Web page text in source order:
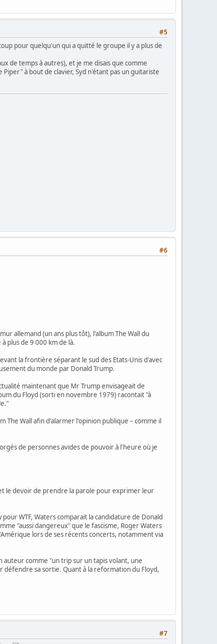
#5
pour quelqu'un qui a quitté le groupe il y a plus de
de temps à autres), et je me disais que comme
à bout de clavier, Syd n'étant pas un guitariste
#6
allemand (un ans plus tôt), l'album The Wall du
plus de 9 000 km de là.
la frontière séparant le sud des Etats-Unis d'avec
du monde par Donald Trump.
maintenant que Mr Trump envisageait de
du Floyd (sorti en novembre 1979) racontait "à
Wall afin d'alarmer l'opinion publique – comme il
de personnes avides de pouvoir à l'heure où je
le devoir de prendre la parole pour exprimer leur
WTF, Waters comparait la candidature de Donald
"aussi dangereux" que le fascisme, Roger Waters
lors de ses récents concerts, notamment via
auteur comme "un trip sur un tapis volant, une
sa sortie. Quant à la reformation du Floyd,
#7